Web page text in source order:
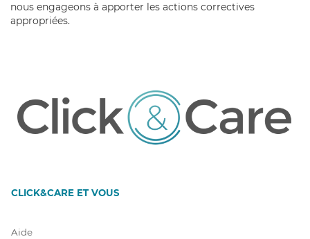
nous engageons à apporter les actions correctives
appropriées.
CLICK&CARE ET VOUS
Aide